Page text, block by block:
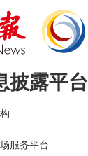
披露平台
服务平台